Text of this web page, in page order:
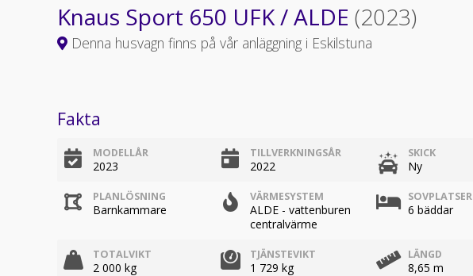
Knaus Sport 650 UFK / ALDE (2023)
Denna husvagn finns på vår anläggning i Eskilstuna
Fakta
MODELLÅR
2023
TILLVERKNINGSÅR
2022
SKICK
Ny
PLANLÖSNING
Barnkammare
VÄRMESYSTEM
ALDE - vattenburen
centralvärme
SOVPLATSER
6 bäddar
TOTALVIKT
2 000 kg
TJÄNSTEVIKT
1 729 kg
LÄNGD
8,65 m